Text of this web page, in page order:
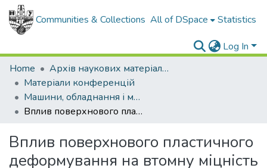
Communities & Collections All of DSpace Statistics
Log In
Home
Архів наукових матеріалів
Матеріали конференцій
Машини, обладнання і матеріали для нарощування вітчизняного видобутку нафти і газу PGE - 2018
Вплив поверхнового пластичного деформування на втомну міцність деталей машин
Вплив поверхнового пластичного
деформування на втомну міцність